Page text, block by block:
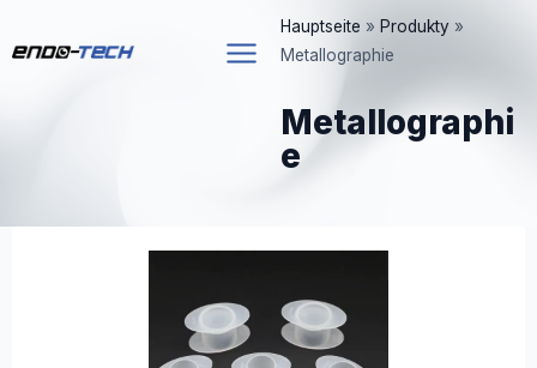
Inhalt
Hauptseite » Produkty »
Metallographie
Metallographi
e